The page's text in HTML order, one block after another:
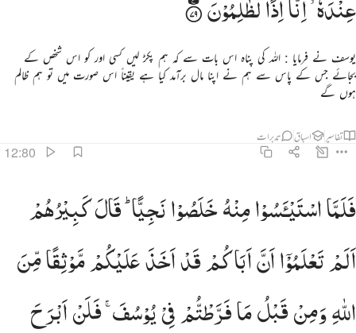
یوسف نے فرمایا : اللہ کی پناہ اس بات سے کہ ہم پکڑ لیں کسی اور کو اس شخص کے
بجائے جس کے پاس سے ہم نے اپنا مال برآمد کیا ہے یقیناً اس صورت میں تو ہم ظالم
ہوں گے
تفاسیر اسباق تدبرات
12:80
فلما استياسوا منه خلصوا نجيا قال كبيرهم الم تعلموا ان اباكم قد اخذ عليكم موثقا من الله ومن قبل ما
فَلَمَّا ٱسْتَيْـَٔسُوا۟ مِنْهُ خَلَصُوا۟ نَجِيًّۭا ۖ قَالَ كَبِيرُهُمْ أَلَمْ تَعْلَمُوٓا۟ أَنَّ أَبَاكُمْ قَدْ أَخَذَ عَلَيْكُم مَّوْثِقًۭا مِّنَ ٱللَّهِ وَمِن
فَلَمَّااسْتَیْـَٔسُوْامِنْهُخَلَصُوْانَجِیًّا ؕ قَالَكَبِیْرُهُمْ
اَلَمْتَعْلَمُوْۤااَنَّاَبَاكُمْقَدْاَخَذَعَلَیْكُمْمَّوْثِقًامِّنَ
اللّٰهِوَمِنْقَبْلُمَافَرَّطْتُّمْفِیْیُوْسُفَ ۚ فَلَنْاَبْرَحَ